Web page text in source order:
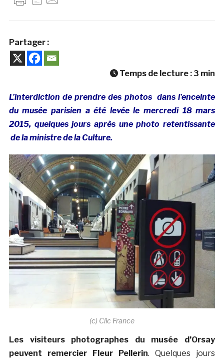
Partager :
Temps de lecture : 3 min
L’interdiction de prendre des photos dans l’enceinte
du musée parisien a été levée le mercredi 18 mars
2015, quelques jours après une photo retentissante
de la ministre de la Culture.
(c) Clic France
Les visiteurs photographes du musée d’Orsay
peuvent remercier Fleur Pellerin. Quelques jours